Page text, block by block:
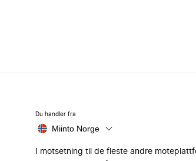
Du handler fra
Miinto Norge
I motsetning til de fleste andre